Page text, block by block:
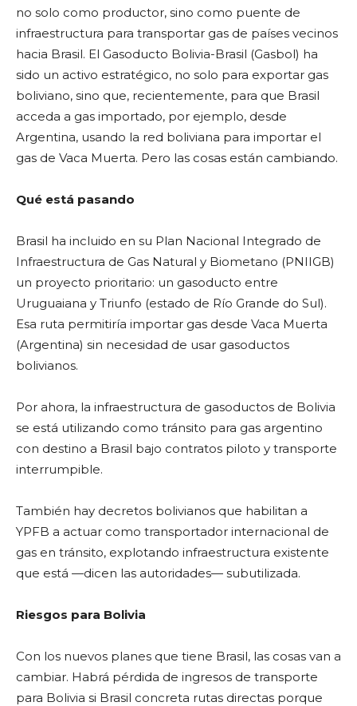
no solo como productor, sino como puente de
infraestructura para transportar gas de países vecinos
hacia Brasil. El Gasoducto Bolivia-Brasil (Gasbol) ha
sido un activo estratégico, no solo para exportar gas
boliviano, sino que, recientemente, para que Brasil
acceda a gas importado, por ejemplo, desde
Argentina, usando la red boliviana para importar el
gas de Vaca Muerta. Pero las cosas están cambiando.
Qué está pasando
Brasil ha incluido en su Plan Nacional Integrado de
Infraestructura de Gas Natural y Biometano (PNIIGB)
un proyecto prioritario: un gasoducto entre
Uruguaiana y Triunfo (estado de Río Grande do Sul).
Esa ruta permitiría importar gas desde Vaca Muerta
(Argentina) sin necesidad de usar gasoductos
bolivianos.
Por ahora, la infraestructura de gasoductos de Bolivia
se está utilizando como tránsito para gas argentino
con destino a Brasil bajo contratos piloto y transporte
interrumpible.
También hay decretos bolivianos que habilitan a
YPFB a actuar como transportador internacional de
gas en tránsito, explotando infraestructura existente
que está —dicen las autoridades— subutilizada.
Riesgos para Bolivia
Con los nuevos planes que tiene Brasil, las cosas van a
cambiar. Habrá pérdida de ingresos de transporte
para Bolivia si Brasil concreta rutas directas porque